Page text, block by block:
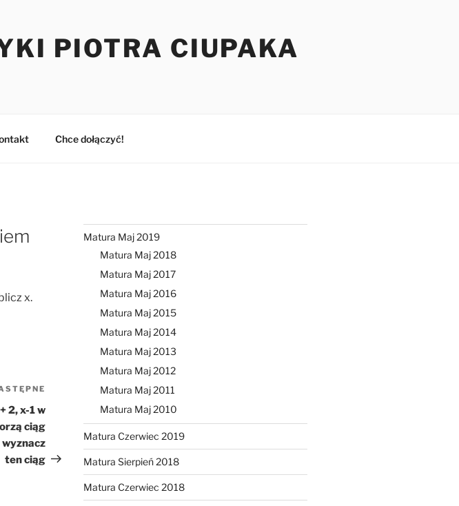
PIOTRA CIUPAKA
Chce dołączyć!
x.
wpis
2, x-1 w
ciąg
ten ciąg
Matura Maj 2019
Matura Maj 2018
Matura Maj 2017
Matura Maj 2016
Matura Maj 2015
Matura Maj 2014
Matura Maj 2013
Matura Maj 2012
Matura Maj 2011
Matura Maj 2010
Matura Czerwiec 2019
Matura Sierpień 2018
Matura Czerwiec 2018